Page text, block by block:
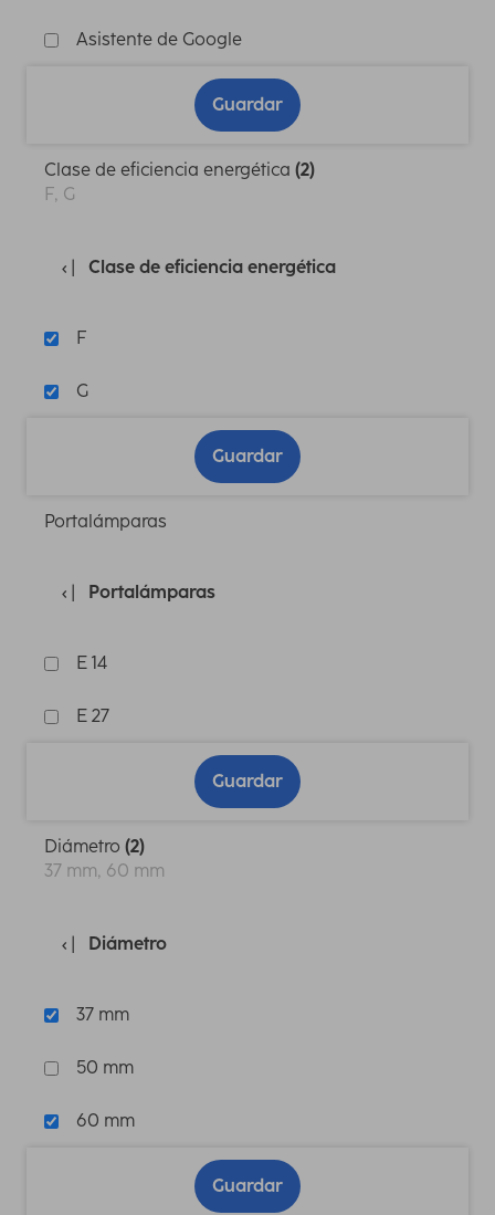
Asistente de Google
Guardar
Clase de eficiencia energética (2)
F, G
Clase de eficiencia energética
F
G
Guardar
Portalámparas
Portalámparas
E 14
E 27
Guardar
Diámetro (2)
37 mm, 60 mm
Diámetro
37 mm
50 mm
60 mm
Guardar